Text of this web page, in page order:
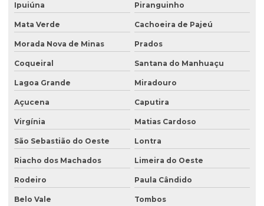
Ipuiúna Piranguinho
Mata Verde Cachoeira de Pajeú
Morada Nova de Minas Prados
Coqueiral Santana do Manhuaçu
Lagoa Grande Miradouro
Açucena Caputira
Virgínia Matias Cardoso
São Sebastião do Oeste Lontra
Riacho dos Machados Limeira do Oeste
Rodeiro Paula Cândido
Belo Vale Tombos